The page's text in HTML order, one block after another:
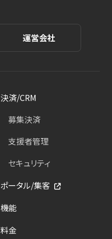
運営会社
決済/CRM
募集決済
支援者管理
セキュリティ
ポータル/集客
機能
料金